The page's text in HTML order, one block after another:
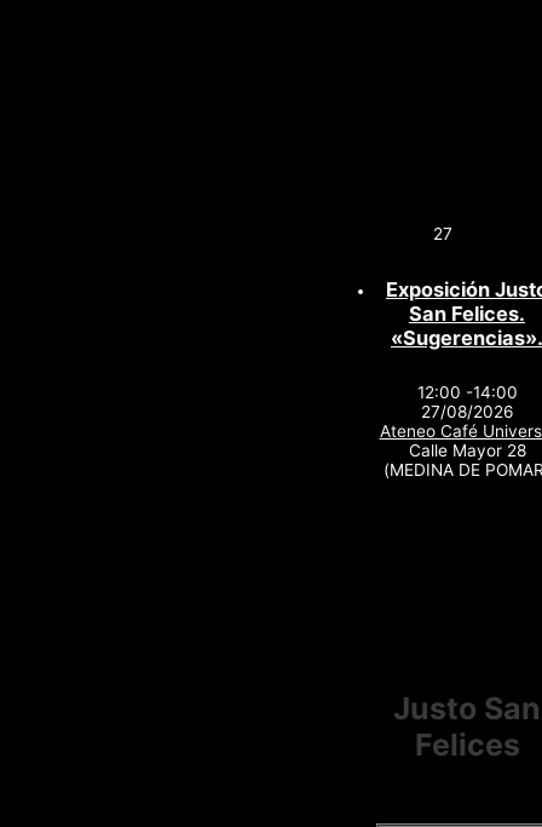
27
Exposición
San Felices.
«Sugerencias».
12:00 -14:00
27/08/2026
Ateneo Café
Calle Mayor 28
(MEDINA DE
Justo San
Felices